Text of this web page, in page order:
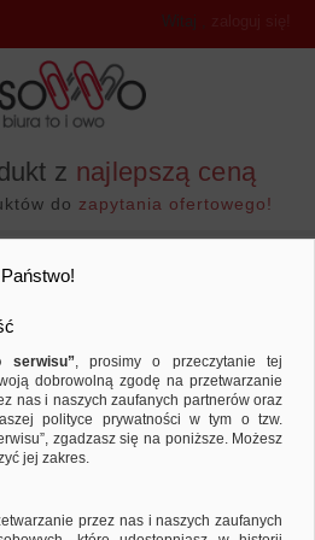
z najlepszą ceną
do zapytania ofertowego!
Witaj ,
JOVI
Sortuj według
serwisu”, prosimy o przeczytanie tej
dobrowolną zgodę na przetwarzanie
nas i naszych zaufanych partnerów oraz
polityce prywatności w tym o tzw.
zgadzasz się na poniższe. Możesz
jej zakres.
przez nas i naszych zaufanych